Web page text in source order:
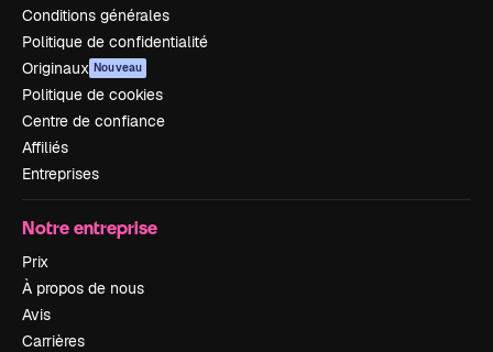
Conditions générales
Politique de confidentialité
Originaux Nouveau
Politique de cookies
Centre de confiance
Affiliés
Entreprises
Notre entreprise
Prix
À propos de nous
Avis
Carrières